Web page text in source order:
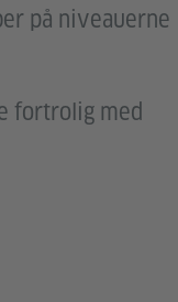
på niveauerne
fortrolig med